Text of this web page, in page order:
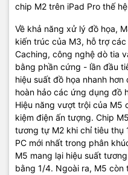
chip M2 trên iPad Pro thế
Về khả năng xử lý đồ họa,
kiến trúc của M3, hỗ trợ
Caching, công nghệ dò tia
bằng phần cứng - lần đầu
hiệu suất đồ họa nhanh
hoàn hảo các ứng dụng đồ
Hiệu năng vượt trội của M5
kiệm điện ấn tượng. Chip
tương tự M2 khi chỉ tiêu thụ
PC mới nhất trong phân
M5 mang lại hiệu suất
bằng 1/4. Ngoài ra, M5 còn